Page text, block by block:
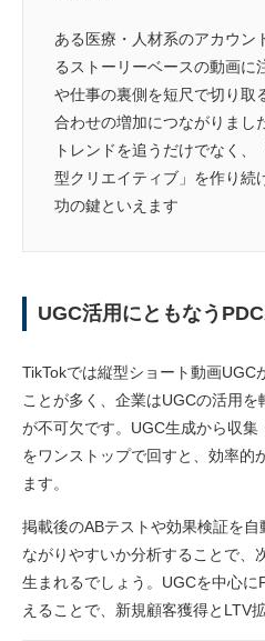
ある医療・人材系のアカウン
るストーリーベースの動画に
や仕事の裏側を短尺で切り取
合わせの増加につながりまし
トレンドを追うだけでなく
型クリエイティブ」を作り続
功の鍵といえます
UGC活用にともなう
TikTokでは縦型ショート動画UGC
ことが多く、企業はUGCの活用
が不可欠です。UGC生成から収
をワンストップで回すと、効率的
ます。
掲載後のABテストや効果検証を
ながりやすいか分析することで、
生まれるでしょう。UGCを中心
えることで、新規顧客獲得とLTV